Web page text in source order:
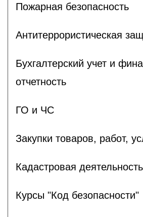
Пожарная безопасность
Антитеррористическая
Бухгалтерский учет и
отчетность
ГО и ЧС
Закупки товаров, работ,
Кадастровая деятельность
Курсы "Код безопасности"